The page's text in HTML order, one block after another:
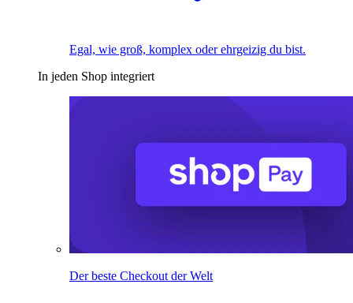
Egal, wie groß, komplex oder ehrgeizig du bist.
In jeden Shop integriert
Der beste Checkout der Welt